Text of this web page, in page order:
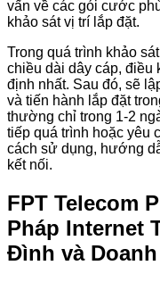
vấn về các gói cước
khảo sát vị trí lắp đặt.
Trong quá trình khảo
chiều dài dây cáp, điều
định nhất. Sau đó, sẽ
và tiến hành lắp đặt
thường chỉ trong 1-2
tiếp quá trình hoặc yêu
cách sử dụng, hướng
kết nối.
FPT Telecom
Pháp Internet
Đình và